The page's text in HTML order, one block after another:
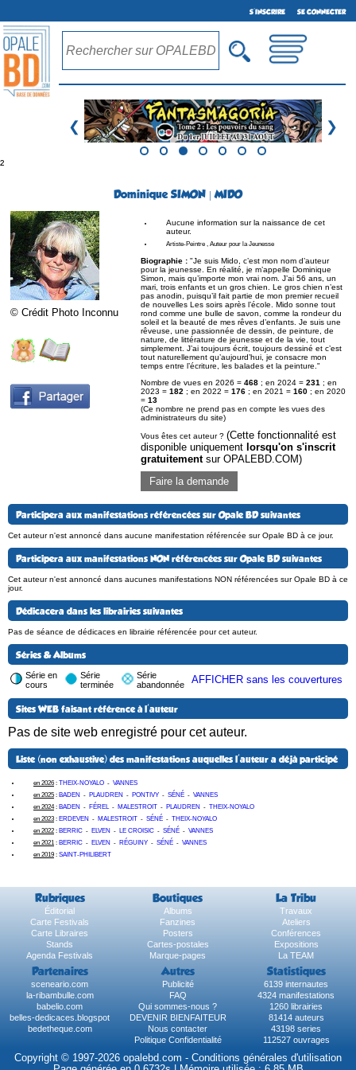
S'INSCRIRE SE CONNECTER
❮ ❯
²
Dominique SIMON | MIDO
© Crédit Photo Inconnu
Aucune information sur la naissance de cet
auteur.
Artiste-Peintre , Auteur pour la Jeunesse
Biographie : "Je suis Mido, c’est mon nom d’auteur
pour la jeunesse. En réalité, je m’appelle Dominique
Simon, mais qu’importe mon vrai nom. J’ai 56 ans, un
mari, trois enfants et un gros chien. Le gros chien n’est
pas anodin, puisqu’il fait partie de mon premier recueil
de nouvelles Les soirs après l’école. Mido sonne tout
rond comme une bulle de savon, comme la rondeur du
soleil et la beauté de mes rêves d’enfants. Je suis une
rêveuse, une passionnée de dessin, de peinture, de
nature, de littérature de jeunesse et de la vie, tout
simplement. J’ai toujours écrit, toujours dessiné et c’est
tout naturellement qu’aujourd’hui, je consacre mon
temps entre l’écriture, les balades et la peinture."
Nombre de vues en 2026 = 468 ; en 2024 = 231 ; en
2023 = 182 ; en 2022 = 176 ; en 2021 = 160 ; en 2020
= 13
(Ce nombre ne prend pas en compte les vues des
administrateurs du site)
Vous êtes cet auteur ? (Cette fonctionnalité est
disponible uniquement lorsqu'on s'inscrit
gratuitementsur OPALEBD.COM)
Faire la demande
Participera aux manifestations référencées sur Opale BD suivantes
Cet auteur n'est annoncé dans aucune manifestation référencée sur Opale BD à ce jour.
Participera aux manifestations NON référencées sur Opale BD suivantes
Cet auteur n'est annoncé dans aucunes manifestations NON référencées sur Opale BD à ce
jour.
Dédicacera dans les librairies suivantes
Pas de séance de dédicaces en librairie référencée pour cet auteur.
Séries & Albums
Série en
cours
Série
terminée
Série
abandonnée
AFFICHER sans les couvertures
Sites WEB faisant référence à l'auteur
Pas de site web enregistré pour cet auteur.
Liste (non exhaustive) des manifestations auquelles l'auteur a déjà participé
en 2026 : THEIX-NOYALO - VANNES
en 2025 : BADEN - PLAUDREN - PONTIVY - SÉNÉ - VANNES
en 2024: BADEN - FÉREL- MALESTROIT - PLAUDREN - THEIX-NOYALO
en 2023 : ERDEVEN - MALESTROIT - SÉNÉ - THEIX-NOYALO
en 2022 : BERRIC - ELVEN - LE CROISIC - SÉNÉ - VANNES
en 2021 : BERRIC - ELVEN - RÉGUINY - SÉNÉ - VANNES
en 2019 : SAINT-PHILIBERT
Rubriques Boutiques La Tribu
Éditorial Albums
Travaux
Carte Festivals
Fanzines
Ateliers
Carte Libraires
Posters
Conférences
Stands
Cartes-postales
Expositions
Agenda Festivals
Marque-pages La TEAM
Partenaires Autres Statistiques
sceneario.com Publicité
6139 internautes
la-ribambulle.com
FAQ
4324 manifestations
babelio.com
Qui sommes-nous ?
1260 librairies
belles-dedicaces.blogspot
DEVENIR BIENFAITEUR
81414 auteurs
bedetheque.com
Nous contacter
43198 series
Politique Confidentialité
112527 ouvrages
Copyright © 1997-2026 opalebd.com - Conditions générales d'utilisation